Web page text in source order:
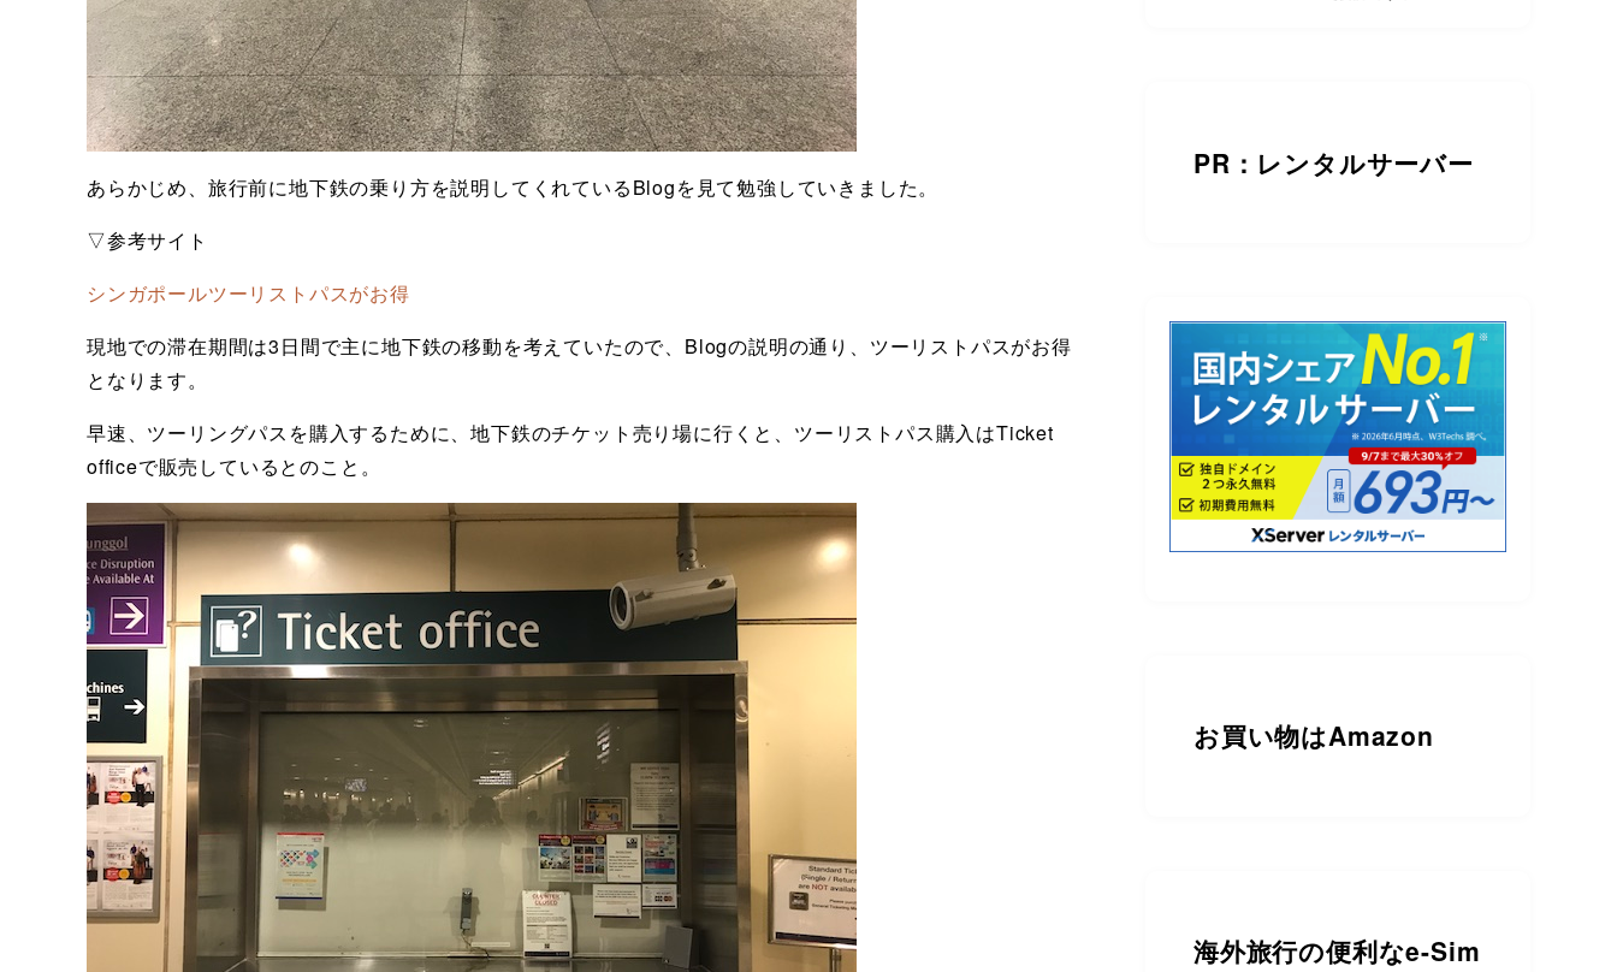
あらかじめ、旅行前に地下鉄の乗り方を説明してくれているBlogを見て勉強していきました。
▽参考サイト
シンガポールツーリストパスがお得
現地での滞在期間は3日間で主に地下鉄の移動を考えていたので、Blogの説明の通り、ツーリストパスがお得
となります。
早速、ツーリングパスを購入するために、地下鉄のチケット売り場に行くと、ツーリストパス購入はTicket
officeで販売しているとのこと。
PR：レンタルサーバー
お買い物はAmazon
海外旅行の便利なe-Sim